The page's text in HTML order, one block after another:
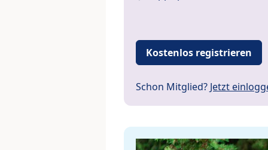
Kostenlos registrieren
Schon Mitglied? Jetzt